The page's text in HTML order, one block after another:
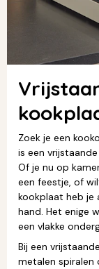
Zoek je een
is een
Of je nu op
een feestje, of
kookplaat heb je
hand. Het enige
een vlakke
Bij een
metalen spiralen